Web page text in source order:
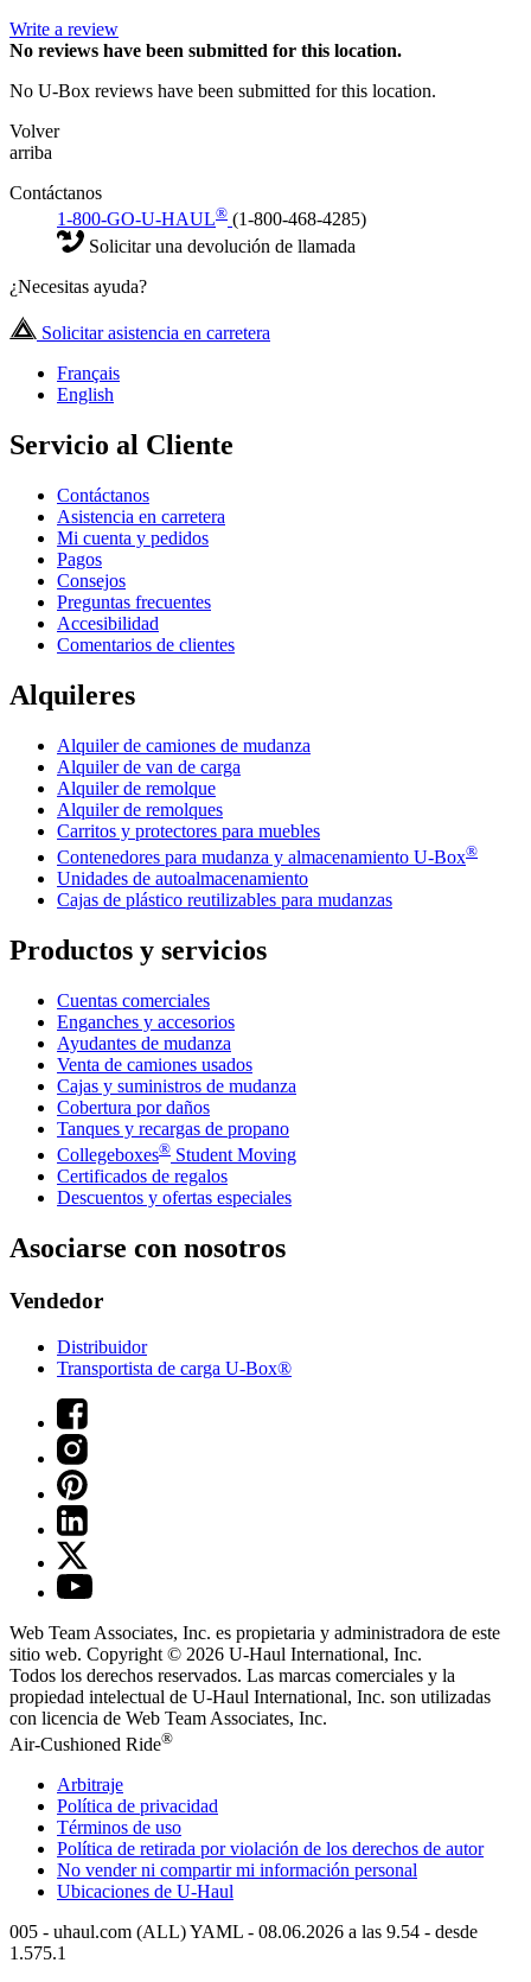
Write a review
No reviews have been submitted for this location.
No U-Box reviews have been submitted for this location.
Volver
arriba
Contáctanos
1-800-GO-U-HAUL® (1-800-468-4285)
Solicitar una devolución de llamada
¿Necesitas ayuda?
Solicitar asistencia en carretera
Français
English
Servicio al Cliente
Contáctanos
Asistencia en carretera
Mi cuenta y pedidos
Pagos
Consejos
Preguntas frecuentes
Accesibilidad
Comentarios de clientes
Alquileres
Alquiler de camiones de mudanza
Alquiler de van de carga
Alquiler de remolque
Alquiler de remolques
Carritos y protectores para muebles
Contenedores para mudanza y almacenamiento U-Box®
Unidades de autoalmacenamiento
Cajas de plástico reutilizables para mudanzas
Productos y servicios
Cuentas comerciales
Enganches y accesorios
Ayudantes de mudanza
Venta de camiones usados
Cajas y suministros de mudanza
Cobertura por daños
Tanques y recargas de propano
Collegeboxes® Student Moving
Certificados de regalos
Descuentos y ofertas especiales
Asociarse con nosotros
Vendedor
Distribuidor
Transportista de carga U-Box®
Web Team Associates, Inc. es propietaria y administradora de este
sitio web. Copyright © 2026 U-Haul International, Inc.
Todos los derechos reservados. Las marcas comerciales y la
propiedad intelectual de U-Haul International, Inc. son utilizadas
con licencia de Web Team Associates, Inc.
Air-Cushioned Ride®
Arbitraje
Política de privacidad
Términos de uso
Política de retirada por violación de los derechos de autor
No vender ni compartir mi información personal
Ubicaciones de U-Haul
005 - uhaul.com (ALL) YAML - 08.06.2026 a las 9.54 - desde
1.575.1